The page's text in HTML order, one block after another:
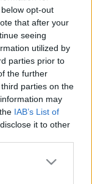
opt-out
that after your
seeing
utilized by
parties prior to
the further
parties on the
may
IAB’s List of
it to other
or more Google
su EBAY sempre a
con dentro
, funziona
viene offerta
riguarda l'antenna
che si trova su
pochi attimi con il
il satellite anche